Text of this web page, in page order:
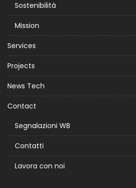
Sostenibilità
Mission
Services
Projects
News Tech
Contact
Segnalazioni WB
Contatti
Lavora con noi